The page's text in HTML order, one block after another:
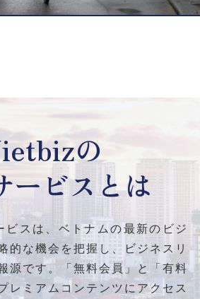
の
ービスとは
スは、ベトナムの最新のビジ
的な機会を把握し、ビジネスリ
源です。
「無料会員」と「有料
レミアムコンテンツにアクセス